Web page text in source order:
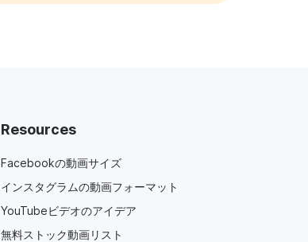
Resources
Facebookの動画サイズ
インスタグラムの動画フォーマット
YouTubeビデオのアイデア
無料ストック動画リスト